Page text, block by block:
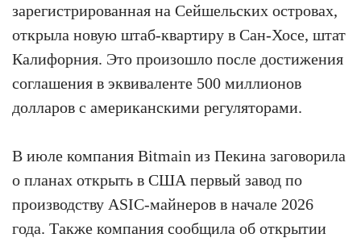
зарегистрированная на Сейшельских островах,
открыла новую штаб-квартиру в Сан-Хосе, штат
Калифорния. Это произошло после достижения
соглашения в эквиваленте 500 миллионов
долларов с американскими регуляторами.
В июле компания Bitmain из Пекина заговорила
о планах открыть в США первый завод по
производству ASIC-майнеров в начале 2026
года. Также компания сообщила об открытии